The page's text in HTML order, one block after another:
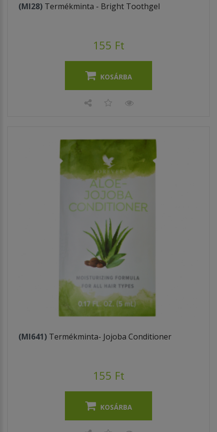
(MI28) Termékminta - Bright Toothgel
155 Ft
KOSÁRBA
(MI641) Termékminta- Jojoba Conditioner
155 Ft
KOSÁRBA